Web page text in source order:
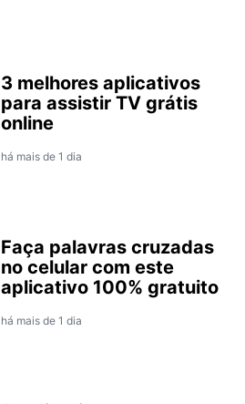
3 melhores aplicativos
para assistir TV grátis
online
há mais de 1 dia
Faça palavras cruzadas
no celular com este
aplicativo 100% gratuito
há mais de 1 dia